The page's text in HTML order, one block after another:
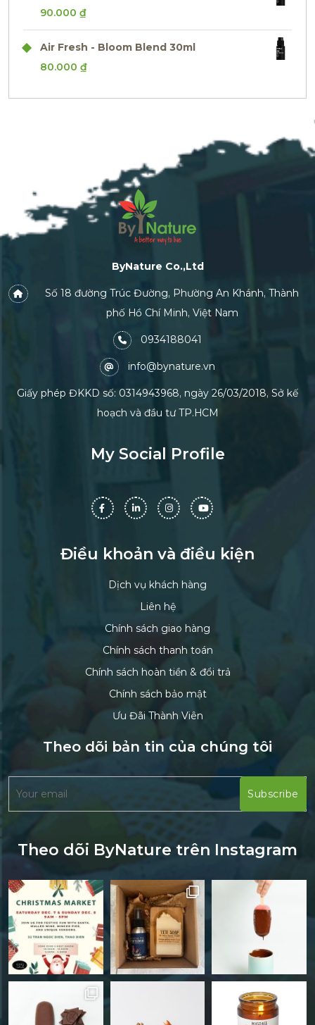
90.000 ₫
Air Fresh - Bloom Blend 30ml
80.000 ₫
ByNature Co.,Ltd
Số 18 đường Trúc Đường, Phường An Khánh, Thành
phố Hồ Chí Minh, Việt Nam
0934188041
info@bynature.vn
Giấy phép ĐKKD số: 0314943968, ngày 26/03/2018, Sở kế
hoạch và đầu tư TP.HCM
My Social Profile
Điều khoản và điều kiện
Dịch vụ khách hàng
Liên hệ
Chính sách giao hàng
Chính sách thanh toán
Chính sách hoàn tiền & đổi trả
Chính sách bảo mật
Ưu Đãi Thành Viên
Theo dõi bản tin của chúng tôi
Theo dõi ByNature trên Instagram